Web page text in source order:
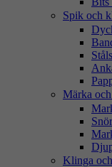
Spik och
Märka
Klinga